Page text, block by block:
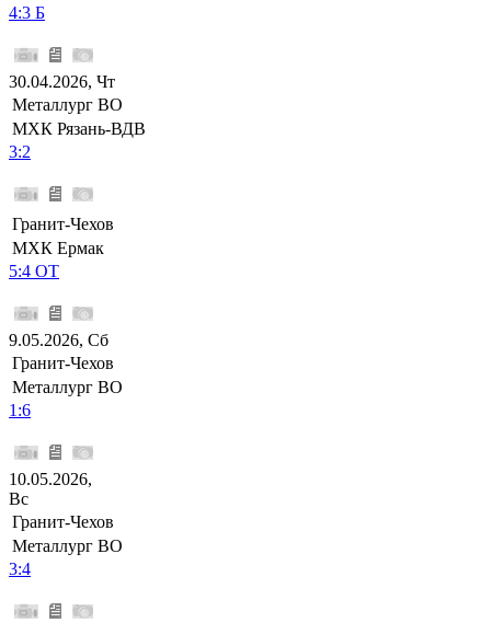
4:3 Б
30.04.2026, Чт
Металлург ВО
МХК Рязань-ВДВ
3:2
Гранит-Чехов
МХК Ермак
5:4 ОТ
9.05.2026, Сб
Гранит-Чехов
Металлург ВО
1:6
10.05.2026,
Вс
Гранит-Чехов
Металлург ВО
3:4